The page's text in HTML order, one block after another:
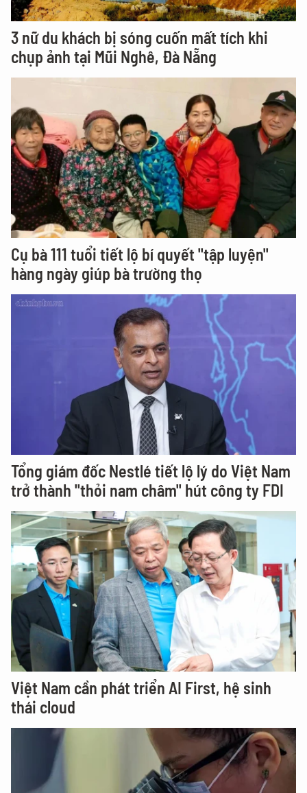
3 nữ du khách bị sóng cuốn mất tích khi
chụp ảnh tại Mũi Nghê, Đà Nẵng
Cụ bà 111 tuổi tiết lộ bí quyết "tập luyện"
hàng ngày giúp bà trường thọ
Tổng giám đốc Nestlé tiết lộ lý do Việt Nam
trở thành "thỏi nam châm" hút công ty FDI
Việt Nam cần phát triển AI First, hệ sinh
thái cloud